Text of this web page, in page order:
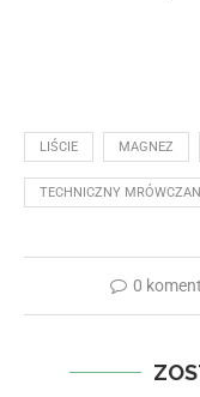
LIŚCIE MAGNEZ
TECHNICZNY
0